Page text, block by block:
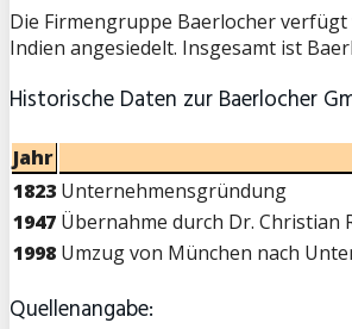
Die Firmengruppe Baerlocher
Indien angesiedelt. Insgesamt ist
Historische Daten zur Baerlocher
Jahr
1823 Unternehmensgründung
1947 Übernahme durch Dr. Christian
1998 Umzug von München nach
Quellenangabe: